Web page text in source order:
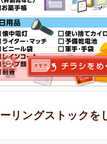
リングストックを